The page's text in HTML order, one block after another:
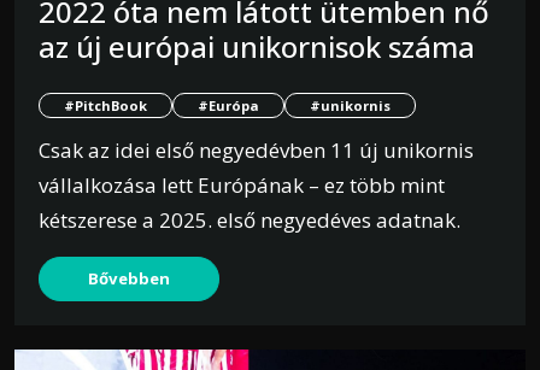
2022 óta nem látott ütemben nő
az új európai unikornisok száma
#PitchBook #Európa #unikornis
Csak az idei első negyedévben 11 új unikornis
vállalkozása lett Európának – ez több mint
kétszerese a 2025. első negyedéves adatnak.
Bővebben